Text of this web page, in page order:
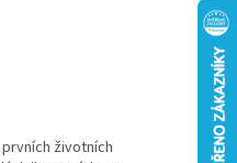
životních